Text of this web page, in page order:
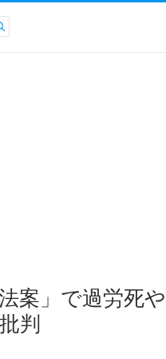
案」で過労死
判